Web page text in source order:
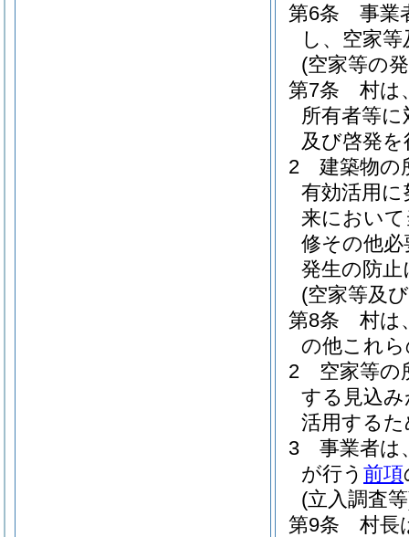
第6条
事業
し、空家
(空家等の
第7条
村は
所有者等
及び啓発
2
建築物の
有効活用
来におい
修その他
発生の防
(空家等及
第8条
村は
の他これ
2
空家等の
する見込
活用する
3
事業者は
が行う 前項
(立入調査
第9条
村長